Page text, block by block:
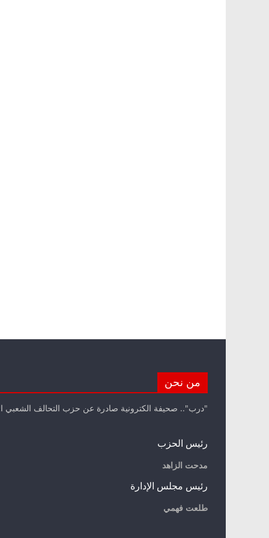
من نحن
"درب".. صحيفة الكترونية صادرة عن حزب التحالف الشعبي
رئيس الحزب
مدحت الزاهد
رئيس مجلس الإدارة
طلعت فهمي